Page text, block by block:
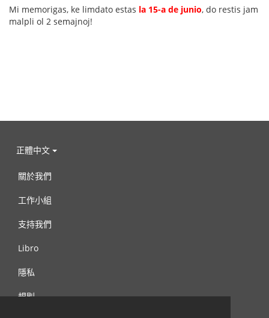
Mi memorigas, ke limdato estas la 15-a de junio, do restis jam
malpli ol 2 semajnoj!
正體中文
關於我們
工作小組
支持我們
Libro
隱私
規則